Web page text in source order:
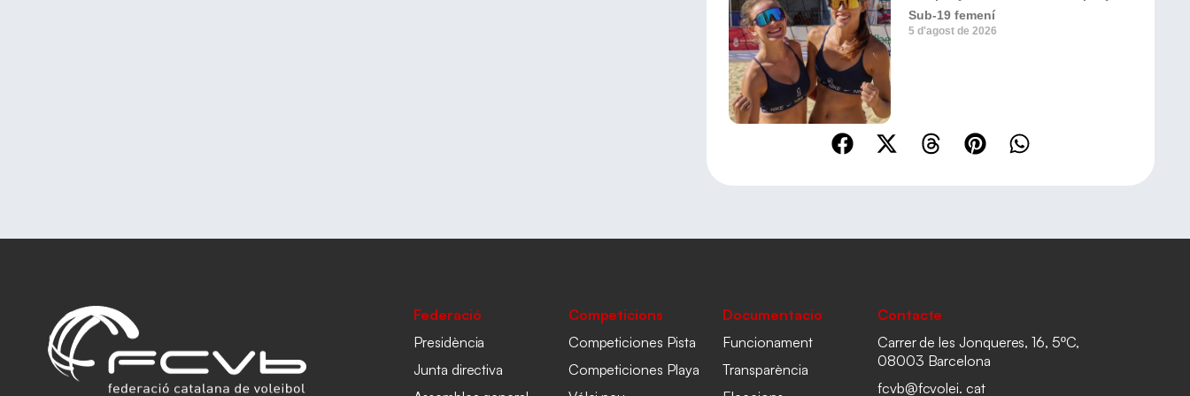
Sub-19 femení
5 d'agost de 2026
Federació
Presidència
Junta directiva
Competicions
Competiciones Pista
Competiciones Playa
Documentacio
Funcionament
Transparència
Contacte
Carrer de les Jonqueres, 16, 5ºC,
08003 Barcelona
fcvb@fcvolei. cat